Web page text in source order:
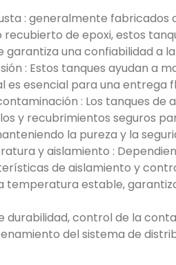
: generalmente fabricados
recubierto de epoxi, estos
garantiza una confiabilidad a
: Estos tanques ayudan a
es esencial para una entrega
: Los tanques
y recubrimientos seguros
la pureza y la
y aislamiento :
de aislamiento y
temperatura estable,
durabilidad, control de la
del sistema de